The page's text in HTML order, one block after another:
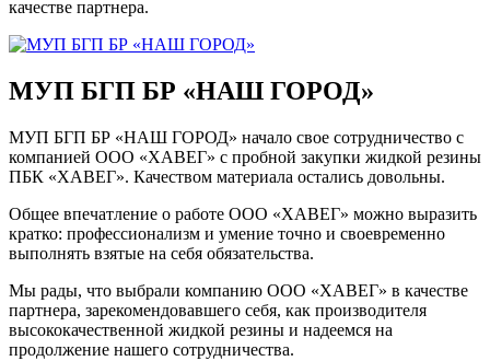
качестве партнера.
МУП БГП БР «НАШ ГОРОД»
МУП БГП БР «НАШ ГОРОД» начало свое сотрудничество с
компанией ООО «ХАВЕГ» с пробной закупки жидкой резины
ПБК «ХАВЕГ». Качеством материала остались довольны.
Общее впечатление о работе ООО «ХАВЕГ» можно выразить
кратко: профессионализм и умение точно и своевременно
выполнять взятые на себя обязательства.
Мы рады, что выбрали компанию ООО «ХАВЕГ» в качестве
партнера, зарекомендовавшего себя, как производителя
высококачественной жидкой резины и надеемся на
продолжение нашего сотрудничества.